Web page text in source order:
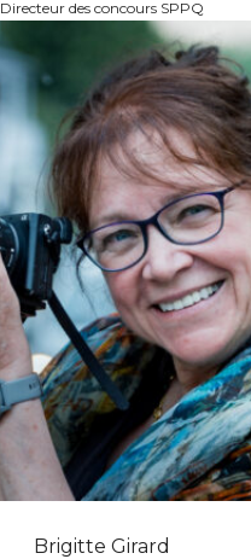
Directeur des concours SPPQ
Brigitte Girard